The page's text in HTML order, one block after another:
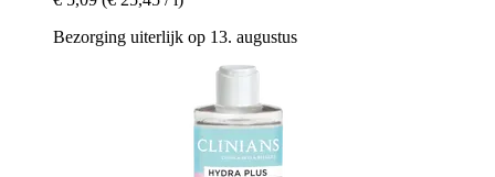
Bezorging uiterlijk op 13. augustus